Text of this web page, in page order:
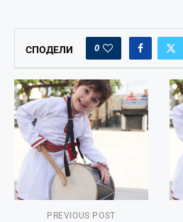
СПОДЕЛИ 0
PREVIOUS POST